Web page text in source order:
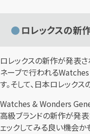
ロレックスの新
ロレックスの新作が発表
ネーブで行われる
す。そして、日本ロレック
Watches & Wonders
高級ブランドの新作が発
ェックしてみる良い機会か